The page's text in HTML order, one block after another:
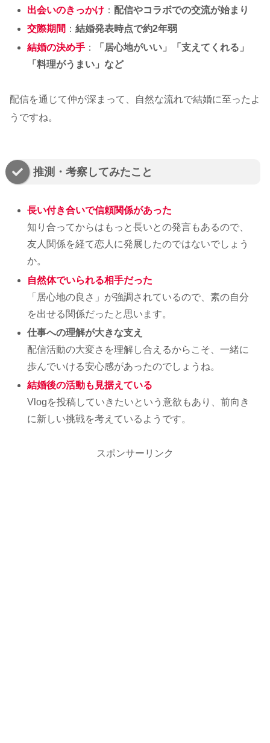
出会いのきっかけ ： 配信やコラボでの交流が始まり
交際期間 ：結婚発表時点で約2年弱
結婚の決め手 ：
「居心地がいい」「支えてくれる」
「料理がうまい」など
配信を通じて仲が深まって、自然な流れで結婚に至ったよ
うですね。
推測・考察してみたこと
長い付き合いで信頼関係があった
知り合ってからはもっと長いとの発言もあるので、
友人関係を経て恋人に発展したのではないでしょう
か。
自然体でいられる相手だった
「居心地の良さ」が強調されているので、素の自分
を出せる関係だったと思います。
仕事への理解が大きな支え
配信活動の大変さを理解し合えるからこそ、一緒に
歩んでいける安心感があったのでしょうね。
結婚後の活動も見据えている
Vlogを投稿していきたいという意欲もあり、前向き
に新しい挑戦を考えているようです。
スポンサーリンク